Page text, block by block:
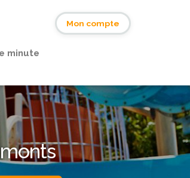
Mon compte
minute